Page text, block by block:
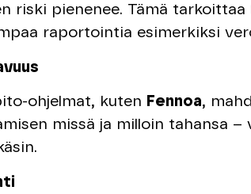
riski pienenee. Tämä tarkoittaa
raportointia esimerkiksi
ohjelmat, kuten Fennoa,
missä ja milloin tahansa –